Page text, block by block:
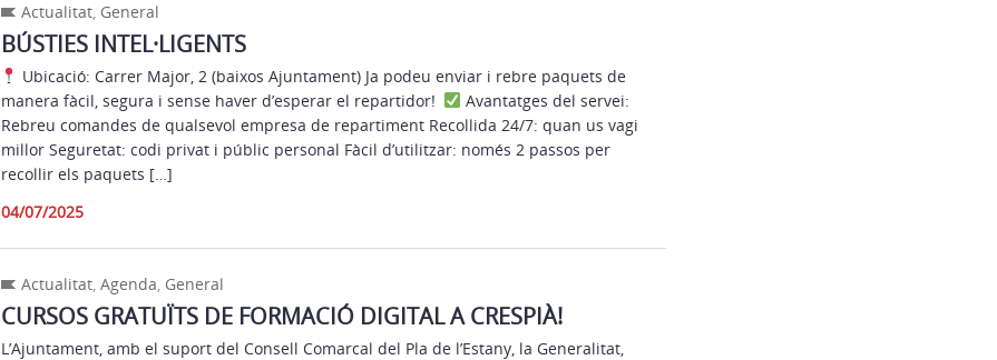
Actualitat, General
BÚSTIES INTEL·LIGENTS
Ubicació: Carrer Major, 2 (baixos Ajuntament) Ja podeu enviar i rebre paquets de
manera fàcil, segura i sense haver d’esperar el repartidor!
Avantatges del servei:
Rebreu comandes de qualsevol empresa de repartiment Recollida 24/7: quan us vagi
millor Seguretat: codi privat i públic personal Fàcil d’utilitzar: només 2 passos per
recollir els paquets […]
04/07/2025
Actualitat, Agenda, General
CURSOS GRATUÏTS DE FORMACIÓ DIGITAL A CRESPIÀ!
L’Ajuntament, amb el suport del Consell Comarcal del Pla de l’Estany, la Generalitat,